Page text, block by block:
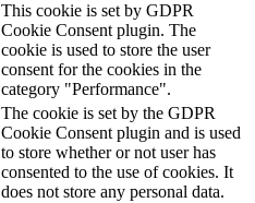
This cookie is set by GDPR
Cookie Consent plugin. The
cookie is used to store the user
consent for the cookies in the
category "Performance".
The cookie is set by the GDPR
Cookie Consent plugin and is used
to store whether or not user has
consented to the use of cookies. It
does not store any personal data.